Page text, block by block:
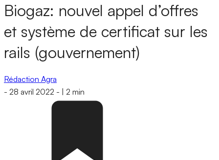
Biogaz: nouvel appel d’offres
et système de certificat sur les
rails (gouvernement)
Rédaction Agra
- 28 avril 2022 - 2 min